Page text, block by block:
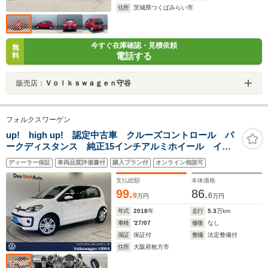
住所 茨城県つくばみらい市
無
料
今すぐ在庫確認・見積依頼
電話する
販売店： Ｖｏｌｋｓｗａｇｅｎ守谷
フォルクスワーゲン
up! high up! 認定中古車 クルーズコントロール パ
ークディスタンス 純正15インチアルミホイール イン
テリアアンビエントライト マルチファンクション シ
ートヒーター マニュアルエアコン 革巻きブレーキレ
バー 禁煙車
ディーラー保証 車両品質評価書付 購入プラン付 オンライン相談可
支払総額
99.9万円
本体価格
86.6万円
年式 2018年 走行 5.3万km
車検
'27/07 修復
なし
保証
保証付 整備
法定整備付
住所
大阪府枚方市